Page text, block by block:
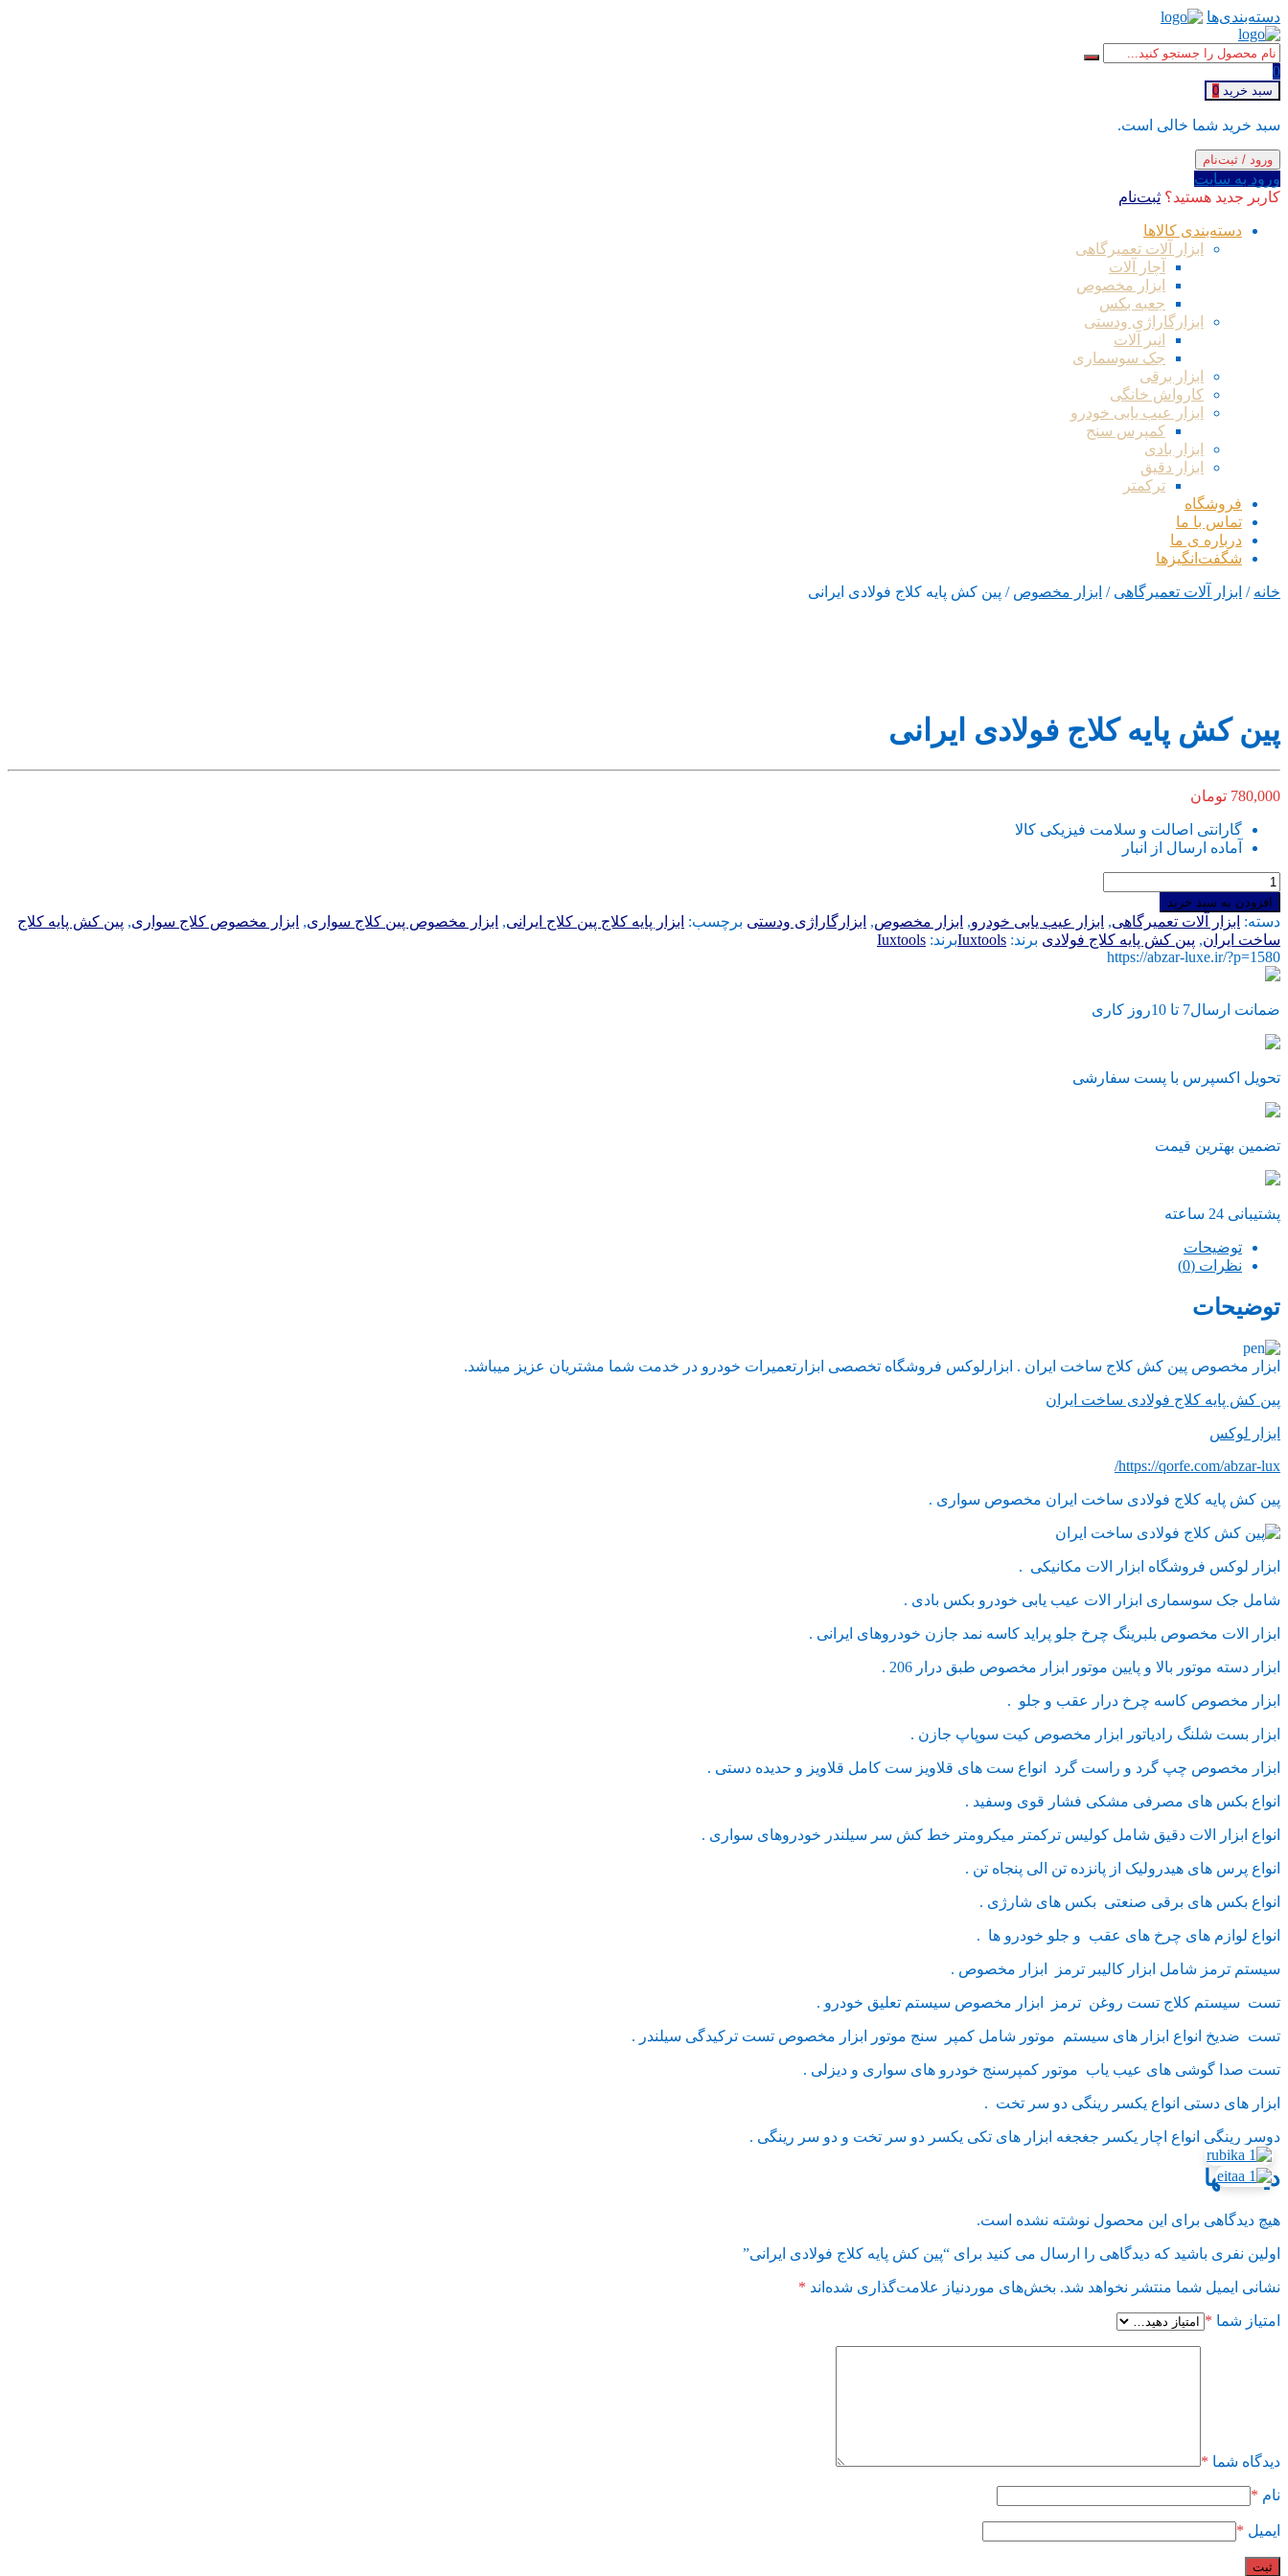
دسته‌بندی‌ها
0
سبد خرید 0
سبد خرید شما خالی است.
ورود / ثبت‌نام
ورود به سایت
کاربر جدید هستید؟ ثبت‌نام
دسته‌بندی کالاها
ابزار آلات تعمیرگاهی
آچار آلات
ابزار مخصوص
جعبه بکس
ابزارگاراژی ودستی
انبر آلات
جک سوسماری
ابزار برقی
کارواش خانگی
ابزار عیب یابی خودرو
کمپرس سنج
ابزار بادی
ابزار دقیق
ترکمتر
فروشگاه
تماس با ما
درباره ی ما
شگفت‌انگیزها
خانه / ابزار آلات تعمیرگاهی / ابزار مخصوص / پین کش پایه کلاج فولادی ایرانی
پین کش پایه کلاج فولادی ایرانی
780,000 تومان
گارانتی اصالت و سلامت فیزیکی کالا
آماده ارسال از انبار
پین
کش
پایه
کلاج
فولادی
ایرانی
افزودن به سبد خرید
دسته: ابزار آلات تعمیرگاهی, ابزار عیب یابی خودرو, ابزار مخصوص, ابزارگاراژی ودستی برچسب: ابزار پایه کلاج پین کلاج ایرانی, ابزار مخصوص پین کلاج سواری, ابزار مخصوص کلاج سواری, پین کش پایه کلاج
ساخت ایران, پین کش پایه کلاج فولادی برند: Iuxtoolsبرند: Iuxtools
https://abzar-luxe.ir/?p=1580
ضمانت ارسال7 تا 10روز کاری
تحویل اکسپرس با پست سفارشی
تضمین بهترین قیمت
پشتیبانی 24 ساعته
توضیحات
نظرات (0)
توضیحات
ابزار مخصوص پین کش کلاج ساخت ایران . ابزارلوکس فروشگاه تخصصی ابزارتعمیرات خودرو در خدمت شما مشتریان عزیز میباشد.
پین کش پایه کلاج فولادی ساخت ایران
ابزار لوکس
https://qorfe.com/abzar-lux/
پین کش پایه کلاج فولادی ساخت ایران مخصوص سواری .
ابزار لوکس فروشگاه ابزار الات مکانیکی .
شامل جک سوسماری ابزار الات عیب یابی خودرو بکس بادی .
ابزار الات مخصوص بلبرینگ چرخ جلو پراید کاسه نمد جازن خودروهای ایرانی .
ابزار دسته موتور بالا و پایین موتور ابزار مخصوص طبق درار 206 .
ابزار مخصوص کاسه چرخ درار عقب و جلو .
ابزار بست شلنگ رادیاتور ابزار مخصوص کیت سوپاپ جازن .
ابزار مخصوص چپ گرد و راست گرد انواع ست های قلاویز ست کامل قلاویز و حدیده دستی .
انواع بکس های مصرفی مشکی فشار قوی وسفید .
انواع ابزار الات دقیق شامل کولیس ترکمتر میکرومتر خط کش سر سیلندر خودروهای سواری .
انواع پرس های هیدرولیک از پانزده تن الی پنجاه تن .
انواع بکس های برقی صنعتی بکس های شارژی .
انواع لوازم های چرخ های عقب و جلو خودرو ها .
سیستم ترمز شامل ابزار کالیبر ترمز ابزار مخصوص .
تست سیستم کلاج تست روغن ترمز ابزار مخصوص سیستم تعلیق خودرو .
تست ضدیخ انواع ابزار های سیستم موتور شامل کمپر سنج موتور ابزار مخصوص تست ترکیدگی سیلندر .
تست صدا گوشی های عیب یاب موتور کمپرسنج خودرو های سواری و دیزلی .
ابزار های دستی انواع یکسر رینگی دو سر تخت .
دوسر رینگی انواع اچار یکسر جغجغه ابزار های تکی یکسر دو سر تخت و دو سر رینگی .
دیدگاهها
هیچ دیدگاهی برای این محصول نوشته نشده است.
اولین نفری باشید که دیدگاهی را ارسال می کنید برای “پین کش پایه کلاج فولادی ایرانی”
نشانی ایمیل شما منتشر نخواهد شد. بخش‌های موردنیاز علامت‌گذاری شده‌اند *
امتیاز شما *
دیدگاه شما *
نام *
ایمیل *